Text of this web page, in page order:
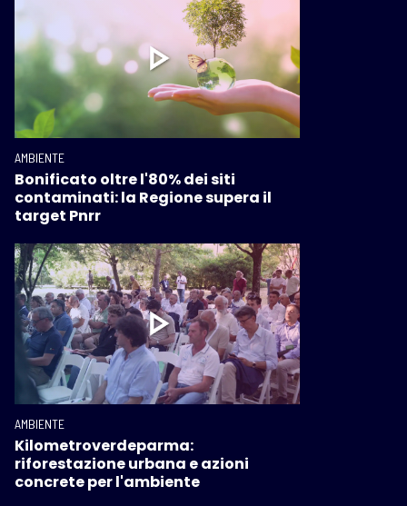
AMBIENTE
Bonificato oltre l'80% dei siti
contaminati: la Regione supera il
target Pnrr
AMBIENTE
Kilometroverdeparma:
riforestazione urbana e azioni
concrete per l'ambiente